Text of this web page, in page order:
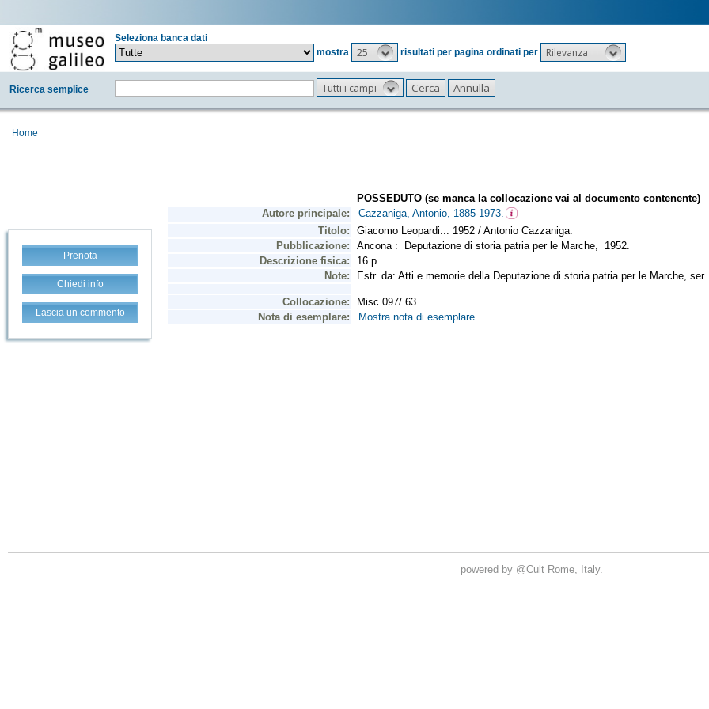
Seleziona banca dati
mostra
25 risultati per pagina ordinati per Rilevanza
Ricerca semplice Tutti i campi
Home
Prenota
Chiedi info
Lascia un commento
powered by @Cult Rome, Italy.